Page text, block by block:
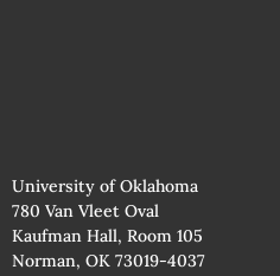
University of Oklahoma
780 Van Vleet Oval
Kaufman Hall, Room 105
Norman, OK 73019-4037